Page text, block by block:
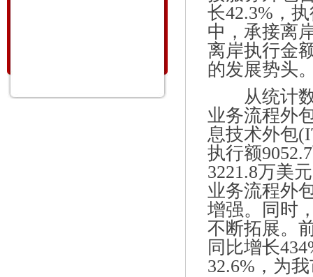
长42.3%，
中，承接离
离岸执行金
的发展势头
从统计数
业务流程外
息技术外包
执行额
3221.8万美
业务流程外
增强。同时
不断拓展。
同比增长
32.6%，为